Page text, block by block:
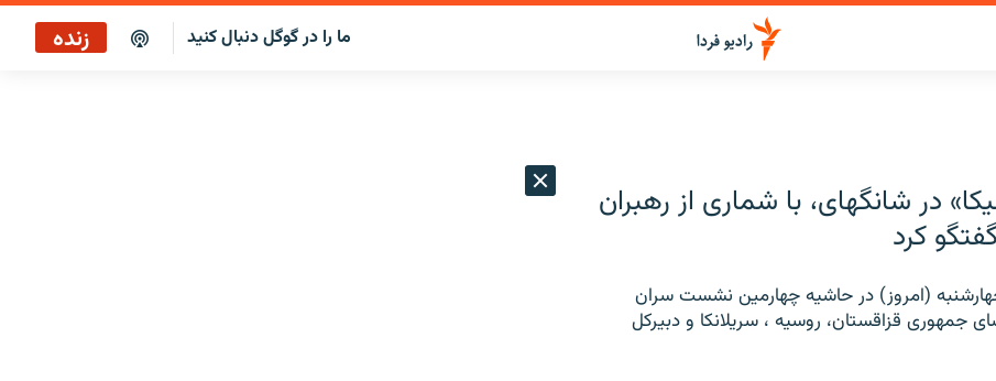
ما را در گوگل دنبال کنید زنده
در شانگهای، با شماری از رهبران
کرد
(امروز) در حاشیه چهارمین نشست سران
جمهوری قزاقستان، روسیه ، سریلانکا و دبیرکل